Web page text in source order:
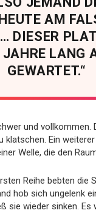
AM
DIESER
LANG
GEWARTET.“
und vollkommen.
klatschen. Ein
Welle, die den
Reihe bebten die
hob sich ungelenk
sie wieder sinken. Es